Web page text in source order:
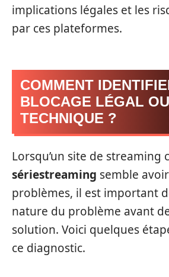
implications légales et les
par ces plateformes.
COMMENT
BLOCAGE LÉGAL OU
TECHNIQUE ?
Lorsqu’un site de streaming
sériestreaming semble
problèmes, il est important
nature du problème avant
solution. Voici quelques
ce diagnostic.